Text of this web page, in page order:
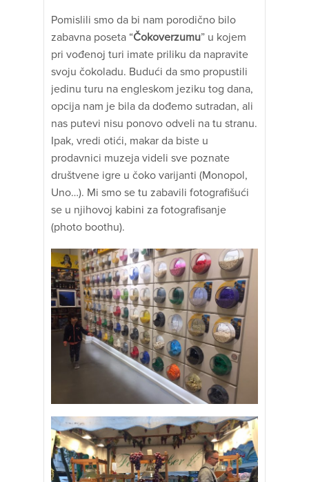
Pomislili smo da bi nam porodično bilo
zabavna poseta “Čokoverzumu” u kojem
pri vođenoj turi imate priliku da napravite
svoju čokoladu. Budući da smo propustili
jedinu turu na engleskom jeziku tog dana,
opcija nam je bila da dođemo sutradan, ali
nas putevi nisu ponovo odveli na tu stranu.
Ipak, vredi otići, makar da biste u
prodavnici muzeja videli sve poznate
društvene igre u čoko varijanti (Monopol,
Uno…). Mi smo se tu zabavili fotografišući
se u njihovoj kabini za fotografisanje
(photo boothu).